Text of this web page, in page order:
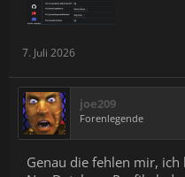
7. Juli 2026
joe209
Forenlegende
Genau die fehlen mir,